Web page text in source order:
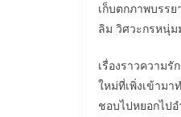
เก็บตกภาพบรร
ลิม วิศวะกรหนุ่ม
เรื่องราวความ
ใหม่ที่เพิ่งเข้าม
ชอบไปหยอกไป